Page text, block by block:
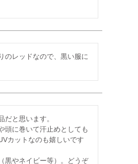
のレッドなので、黒い服に
と思います。
頭に巻いて汗止めとしても
カットなのも嬉しいです
黒やネイビー等）。どうぞ